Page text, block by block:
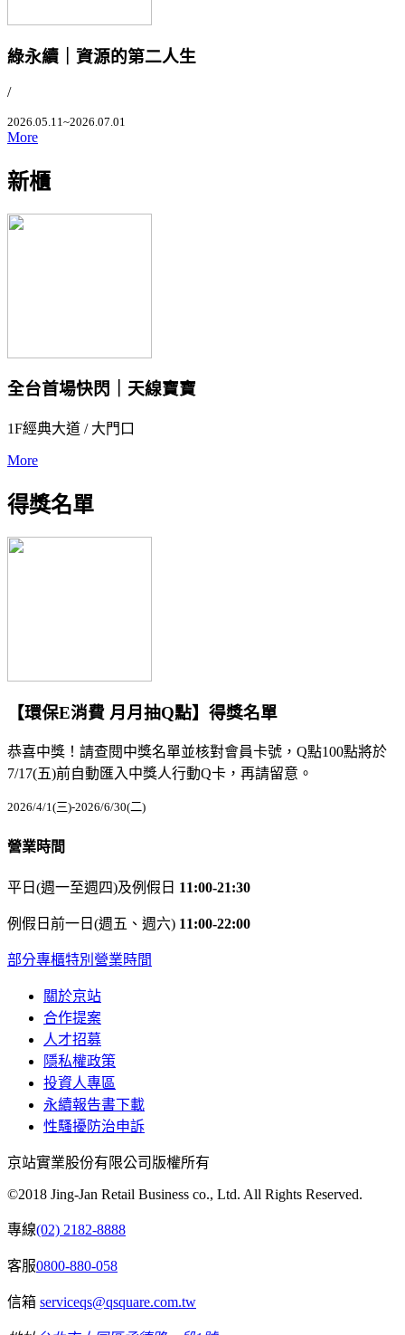
綠永續｜資源的第二人生
/
2026.05.11~2026.07.01
More
新櫃
全台首場快閃｜天線寶寶
1F經典大道 / 大門口
More
得獎名單
【環保E消費 月月抽Q點】得獎名單
恭喜中獎！請查閱中獎名單並核對會員卡號，Q點100點將於
7/17(五)前自動匯入中獎人行動Q卡，再請留意。
2026/4/1(三)-2026/6/30(二)
營業時間
平日(週一至週四)及例假日 11:00-21:30
例假日前一日(週五、週六) 11:00-22:00
部分專櫃特別營業時間
關於京站
合作提案
人才招募
隱私權政策
投資人專區
永續報告書下載
性騷擾防治申訴
京站實業股份有限公司版權所有
©2018 Jing-Jan Retail Business co., Ltd. All Rights Reserved.
專線(02) 2182-8888
客服0800-880-058
信箱 serviceqs@qsquare.com.tw